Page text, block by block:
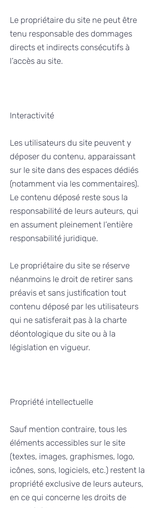
Le propriétaire du site ne peut être
tenu responsable des dommages
directs et indirects consécutifs à
l’accès au site.
Interactivité
Les utilisateurs du site peuvent y
déposer du contenu, apparaissant
sur le site dans des espaces dédiés
(notamment via les commentaires).
Le contenu déposé reste sous la
responsabilité de leurs auteurs, qui
en assument pleinement l’entière
responsabilité juridique.
Le propriétaire du site se réserve
néanmoins le droit de retirer sans
préavis et sans justification tout
contenu déposé par les utilisateurs
qui ne satisferait pas à la charte
déontologique du site ou à la
législation en vigueur.
Propriété intellectuelle
Sauf mention contraire, tous les
éléments accessibles sur le site
(textes, images, graphismes, logo,
icônes, sons, logiciels, etc.) restent la
propriété exclusive de leurs auteurs,
en ce qui concerne les droits de